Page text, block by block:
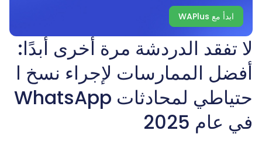
لا تفقد الدردشة مرة أخرى أبدًا:
أفضل الممارسات لإجراء نسخ ا
حتياطي لمحادثات WhatsApp
في عام 2025
ابدأ مع WAPlus